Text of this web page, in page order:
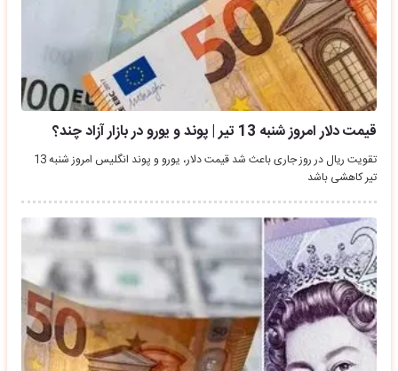
قیمت دلار امروز شنبه 13 تیر | پوند و یورو در بازار آزاد چند؟
تقویت ریال در روز جاری باعث شد قیمت دلار، یورو و پوند انگلیس امروز شنبه 13
تیر کاهشی باشد